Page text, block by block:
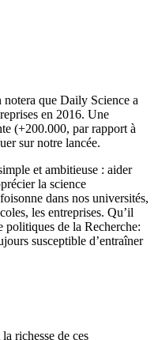
notera que Daily Science a
en 2016. Une
(+200.000, par rapport à
sur notre lancée.
et ambitieuse : aider
la science
dans nos universités,
les entreprises. Qu’il
politiques de la Recherche:
susceptible d’entraîner
richesse de ces